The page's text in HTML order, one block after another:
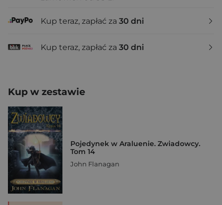
Kup teraz, zapłać za 30 dni
Kup teraz, zapłać za 30 dni
Kup w zestawie
Pojedynek w Araluenie. Zwiadowcy.
Tom 14
John Flanagan